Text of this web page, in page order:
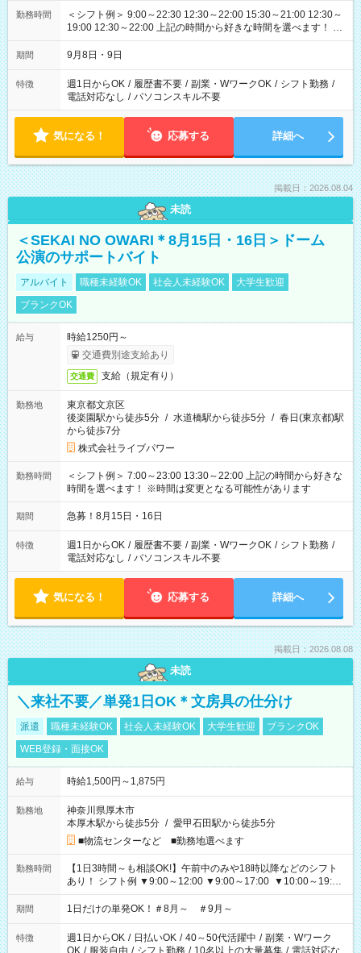
勤務時間
＜シフト例＞ 9:00～22:30 12:30～22:00 15:30～21:00 12:30～
19:00 12:30～22:00 上記の時間から好きな時間を選べます！ ※
時間は変更となる可能性があります
期間 9月8日・9日
特徴 週1日からOK / 履歴書不要 / 副業・WワークOK / シフト勤務 /
電話対応なし / パソコンスキル不要
気になる！ 応募する 詳細へ
掲載日：2026.08.04
未読
＜SEKAI NO OWARI＊8月15日・16日＞ドーム
公演のサポートバイト
アルバイト 職種未経験OK 社会人未経験OK
大学生歓迎
ブランクOK
給与
時給1250円～
交通費別途支給あり
交通費 支給（規定有り）
勤務地
東京都文京区
後楽園駅から徒歩5分 / 水道橋駅から徒歩5分 / 春日(東京都)駅
から徒歩7分
株式会社ライブパワー
勤務時間
＜シフト例＞ 7:00～23:00 13:30～22:00 上記の時間から好きな
時間を選べます！ ※時間は変更となる可能性があります
期間 急募！8月15日・16日
特徴 週1日からOK / 履歴書不要 / 副業・WワークOK / シフト勤務 /
電話対応なし / パソコンスキル不要
気になる！ 応募する 詳細へ
掲載日：2026.08.08
未読
＼来社不要／単発1日OK＊文房具の仕分け
派遣 職種未経験OK 社会人未経験OK 大学生歓迎
ブランクOK
WEB登録・面接OK
給与 時給1,500円～1,875円
勤務地
神奈川県厚木市
本厚木駅から徒歩5分 / 愛甲石田駅から徒歩5分
■物流センターなど ■勤務地選べます
勤務時間
【1日3時間～も相談OK!】午前中のみや18時以降などのシフト
あり！ シフト例 ▼9:00～12:00 ▼9:00～17:00 ▼10:00～19:00
▼18:00～21:00
期間 1日だけの単発OK！＃8月～ ＃9月～
特徴 週1日からOK / 日払いOK / 40～50代活躍中 / 副業・Wワーク
OK / 服装自由 / シフト勤務 / 10名以上の大量募集 / 電話対応な